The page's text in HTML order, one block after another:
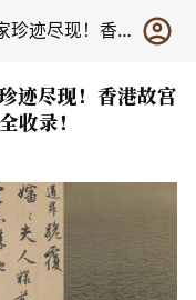
看 见 | 王羲之、宋徽宗、元四家珍迹尽现！香港故宫国之瑰宝书画特展高清「画单」全收录！
迹尽现！香港故宫
收录！